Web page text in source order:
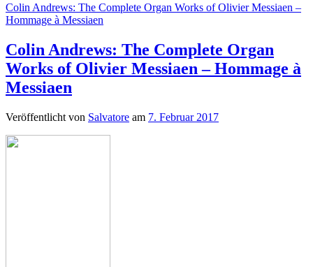
Colin Andrews: The Complete Organ Works of Olivier Messiaen –
Hommage à Messiaen
Colin Andrews: The Complete Organ
Works of Olivier Messiaen – Hommage à
Messiaen
Veröffentlicht von Salvatore am 7. Februar 2017